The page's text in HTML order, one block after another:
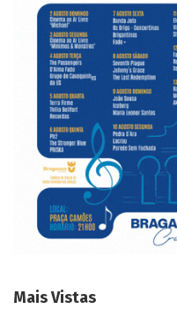
Mais Vistas